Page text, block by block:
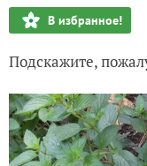
В избранное!
Подскажите,